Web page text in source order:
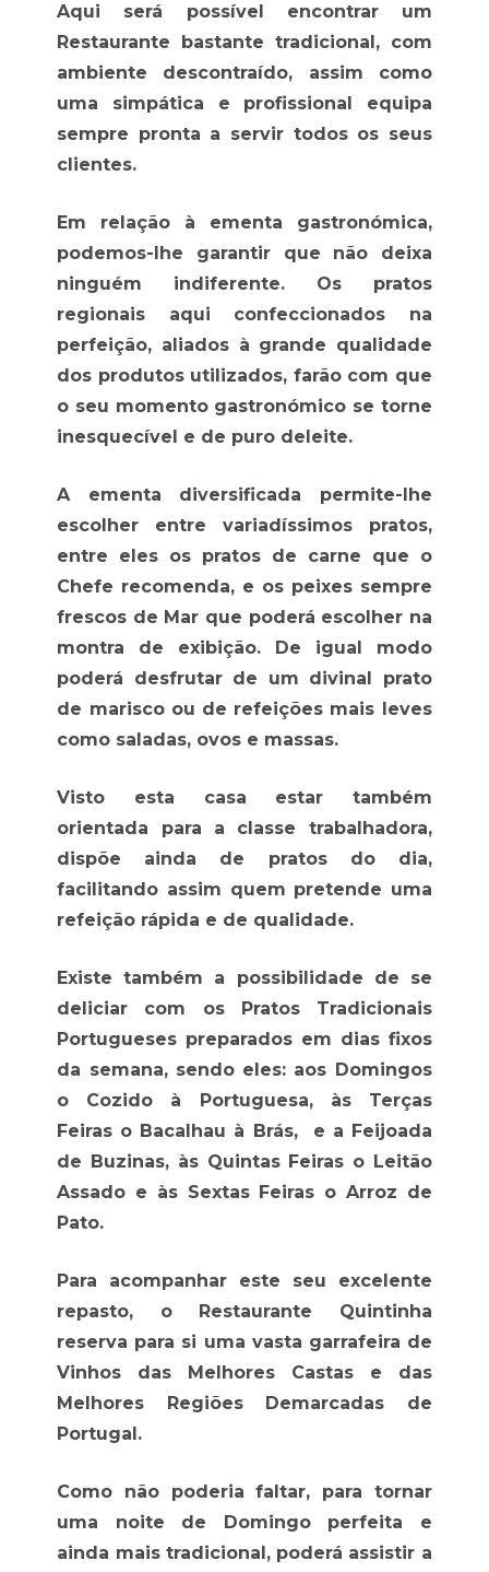
Aqui será possível encontrar um
Restaurante bastante tradicional, com
ambiente descontraído, assim como
uma simpática e profissional equipa
sempre pronta a servir todos os seus
clientes.
Em relação à ementa gastronómica,
podemos-lhe garantir que não deixa
ninguém indiferente. Os pratos
regionais aqui confeccionados na
perfeição, aliados à grande qualidade
dos produtos utilizados, farão com que
o seu momento gastronómico se torne
inesquecível e de puro deleite.
A ementa diversificada permite-lhe
escolher entre variadíssimos pratos,
entre eles os pratos de carne que o
Chefe recomenda, e os peixes sempre
frescos de Mar que poderá escolher na
montra de exibição. De igual modo
poderá desfrutar de um divinal prato
de marisco ou de refeições mais leves
como saladas, ovos e massas.
Visto esta casa estar também
orientada para a classe trabalhadora,
dispõe ainda de pratos do dia,
facilitando assim quem pretende uma
refeição rápida e de qualidade.
Existe também a possibilidade de se
deliciar com os Pratos Tradicionais
Portugueses preparados em dias fixos
da semana, sendo eles: aos Domingos
o Cozido à Portuguesa, às Terças
Feiras o Bacalhau à Brás, e a Feijoada
de Buzinas, às Quintas Feiras o Leitão
Assado e às Sextas Feiras o Arroz de
Pato.
Para acompanhar este seu excelente
repasto, o Restaurante Quintinha
reserva para si uma vasta garrafeira de
Vinhos das Melhores Castas e das
Melhores Regiões Demarcadas de
Portugal.
Como não poderia faltar, para tornar
uma noite de Domingo perfeita e
ainda mais tradicional, poderá assistir a